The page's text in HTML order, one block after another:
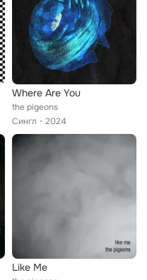
Where Are You
the pigeons
Сингл
2024
Like Me